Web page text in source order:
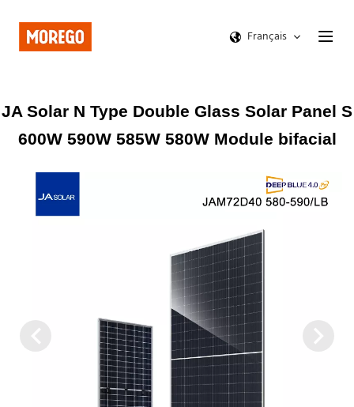
Français
JA Solar N Type Double Glass Solar Panel S
600W 590W 585W 580W Module bifacial